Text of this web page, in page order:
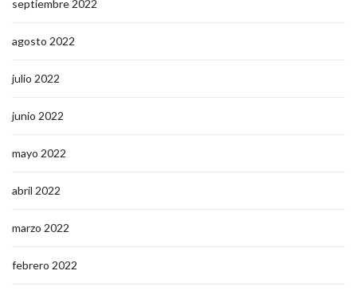
septiembre 2022
agosto 2022
julio 2022
junio 2022
mayo 2022
abril 2022
marzo 2022
febrero 2022